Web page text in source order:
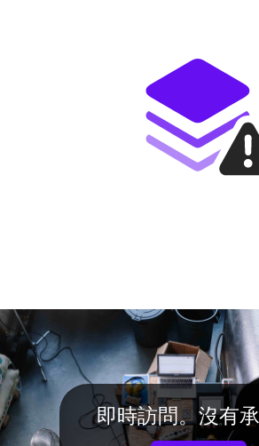
即時訪問。沒有承